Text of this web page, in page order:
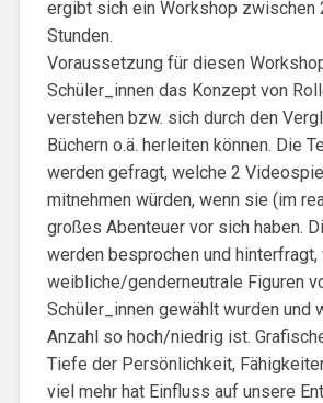
ergibt sich ein Workshop zwischen
Stunden.
Voraussetzung für diesen
Schüler_innen das Konzept von
verstehen bzw. sich durch den
Büchern o.ä. herleiten können. Die
werden gefragt, welche 2
mitnehmen würden, wenn sie (im
großes Abenteuer vor sich haben.
werden besprochen und
weibliche/genderneutrale Figuren
Schüler_innen gewählt wurden und
Anzahl so hoch/niedrig ist.
Tiefe der Persönlichkeit,
viel mehr hat Einfluss auf unsere